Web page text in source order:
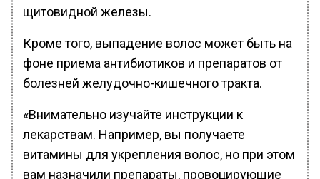
щитовидной железы.
Кроме того, выпадение волос может быть на
фоне приема антибиотиков и препаратов от
болезней желудочно-кишечного тракта.
«Внимательно изучайте инструкции к
лекарствам. Например, вы получаете
витамины для укрепления волос, но при этом
вам назначили препараты, провоцирующие